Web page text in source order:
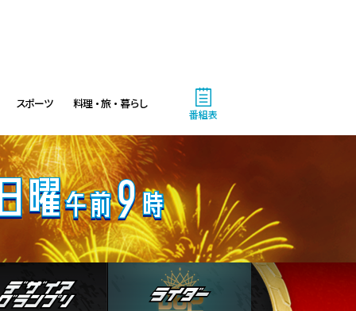
スポーツ 料理・旅・暮らし
番組表
物 デザイアグランプリ ライダー
午前 10:00
テレメンタリーPlus「誰が看取
るのか ～身寄りのない高齢者
たち～」
午前 11:00
林修の今知りたいでしょ! 傑
作選 昭和→令和でこんなに変
わった!認知症の新常識